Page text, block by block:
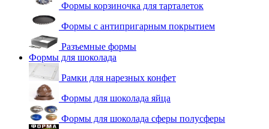
Формы корзиночка для тарталеток
Формы с антипригарным покрытием
Разъемные формы
Формы для шоколада
Рамки для нарезных конфет
Формы для шоколада яйца
Формы для шоколада сферы полусферы